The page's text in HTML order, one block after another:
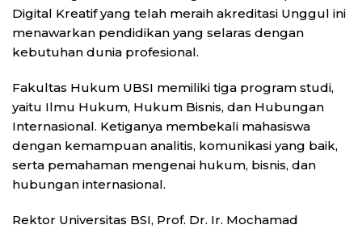
Digital Kreatif yang telah meraih akreditasi Unggul ini
menawarkan pendidikan yang selaras dengan
kebutuhan dunia profesional.
Fakultas Hukum UBSI memiliki tiga program studi,
yaitu Ilmu Hukum, Hukum Bisnis, dan Hubungan
Internasional. Ketiganya membekali mahasiswa
dengan kemampuan analitis, komunikasi yang baik,
serta pemahaman mengenai hukum, bisnis, dan
hubungan internasional.
Rektor Universitas BSI, Prof. Dr. Ir. Mochamad